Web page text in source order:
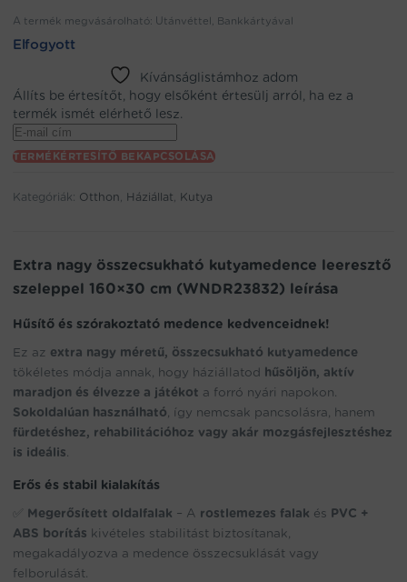
A termék megvásárolható: Utánvéttel, Bankkártyával
Elfogyott
Kívánságlistámhoz adom
Állíts be értesítőt, hogy elsőként értesülj arról, ha ez a
termék ismét elérhető lesz.
Enter
your
email
to
waitlist
this
TERMÉKÉRTESÍTŐ BEKAPCSOLÁSA
Kategóriák: Otthon, Háziállat, Kutya
Extra nagy összecsukható kutyamedence leeresztő
szeleppel 160×30 cm (WNDR23832) leírása
Hűsítő és szórakoztató medence kedvenceidnek!
Ez az extra nagy méretű, összecsukható kutyamedence
tökéletes módja annak, hogy háziállatod hűsöljön, aktív
maradjon és élvezze a játékot a forró nyári napokon.
Sokoldalúan használható , így nemcsak pancsolásra, hanem
fürdetéshez, rehabilitációhoz vagy akár mozgásfejlesztéshez
is ideális
Erős és stabil kialakítás
Megerősített oldalfalak – A rostlemezes falak és PVC +
ABS borítás kivételes stabilitást biztosítanak,
megakadályozva a medence összecsuklását vagy
felborulását.